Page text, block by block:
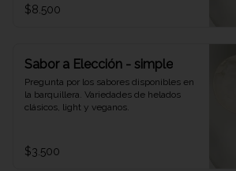
$8.500
Sabor a Elección - simple
Pregunta por los sabores disponibles en
la barquillera. Variedades de helados
clásicos, light y veganos.
$3.500